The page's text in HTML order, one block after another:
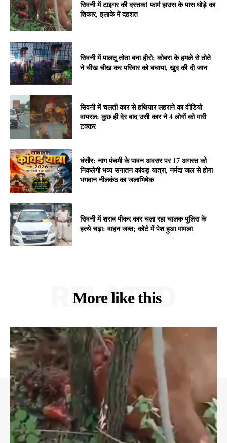
सिवनी में टाइगर की दस्तक! फार्म हाउस के पास घोड़े का
शिकार, इलाके में दहशत
सिवनी में पालतू तोता बना हीरो: कोबरा के हमले से तोते
ने चीख चीख कर परिवार को बचाया, खुद की दी जान
सिवनी में चलती कार से हथियार लहराने का वीडियो
वायरल: कुछ ही देर बाद उसी कार ने 4 लोगों को मारी
टक्कर
घंसौर: नाग पंचमी के पावन अवसर पर 17 अगस्त को
निकलेगी भव्य सनातन कांवड़ यात्रा, नर्मदा जल से होगा
भगवान नीलकंठ का जलाभिषेक
सिवनी में शराब पीकर कार चला रहा चालक पुलिस के
हत्थे चढ़ा: वाहन जब्त; कोर्ट में पेश हुआ मामला
More like this
RELATED